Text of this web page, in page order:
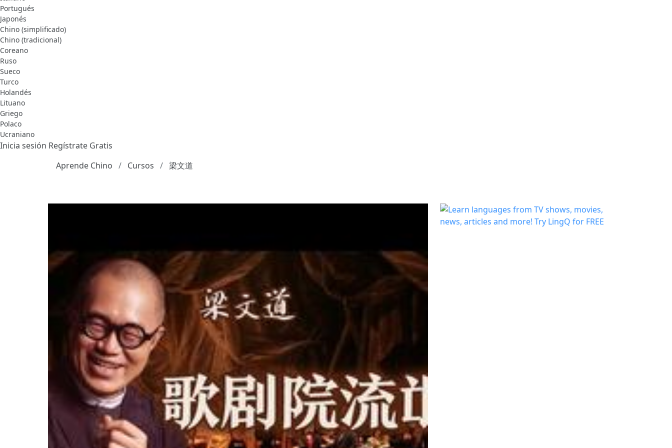
Portugués
Japonés
Chino (simplificado)
Chino (tradicional)
Coreano
Ruso
Sueco
Turco
Holandés
Lituano
Griego
Polaco
Ucraniano
Inicia sesión Regístrate Gratis
Aprende Chino
Cursos 梁文道